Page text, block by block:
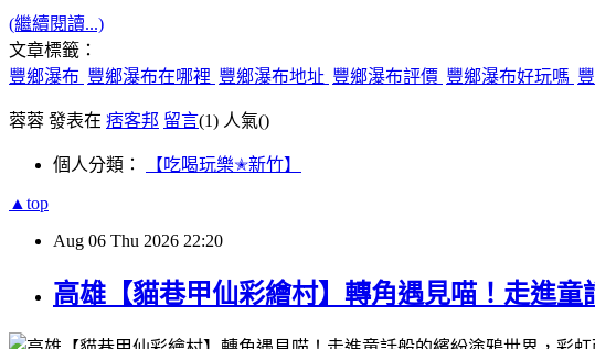
(繼續閱讀...)
文章標籤：
豐鄉瀑布 豐鄉瀑布在哪裡 豐鄉瀑布地址 豐鄉瀑布評價 豐鄉瀑布好玩嗎
蓉蓉 發表在 痞客邦 留言(1) 人氣()
個人分類： 【吃喝玩樂✭新竹】
▲top
Aug 06 Thu 2026 22:20
高雄【貓巷甲仙彩繪村】轉角遇見喵！走進